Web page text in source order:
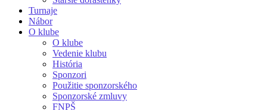
Turnaje
Nábor
O klube
O klube
Vedenie klubu
História
Sponzori
Použitie sponzorského
Sponzorské zmluvy
FNPŠ